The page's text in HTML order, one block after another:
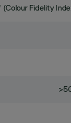
(Colour Fidelity